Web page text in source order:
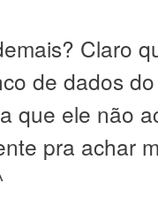
Claro
de dados
que ele não
pra achar